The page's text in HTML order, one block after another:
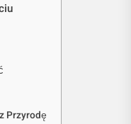
Przyrodę